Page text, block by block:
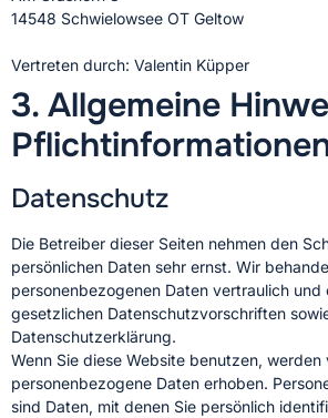
14548 Schwielowsee OT Geltow
Vertreten durch: Valentin Küpper
3. Allgemeine
Datenschutz
Die Betreiber dieser Seiten nehmen den
persönlichen Daten sehr ernst. Wir
personenbezogenen Daten vertraulich
gesetzlichen Datenschutzvorschriften
Datenschutzerklärung.
Wenn Sie diese Website benutzen, werden
personenbezogene Daten erhoben.
sind Daten, mit denen Sie persönlich